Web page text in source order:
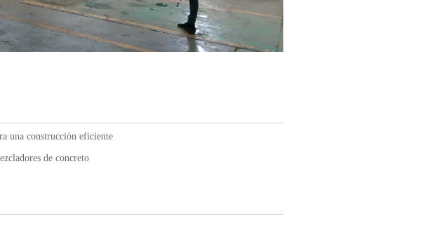
una construcción eficiente
de concreto